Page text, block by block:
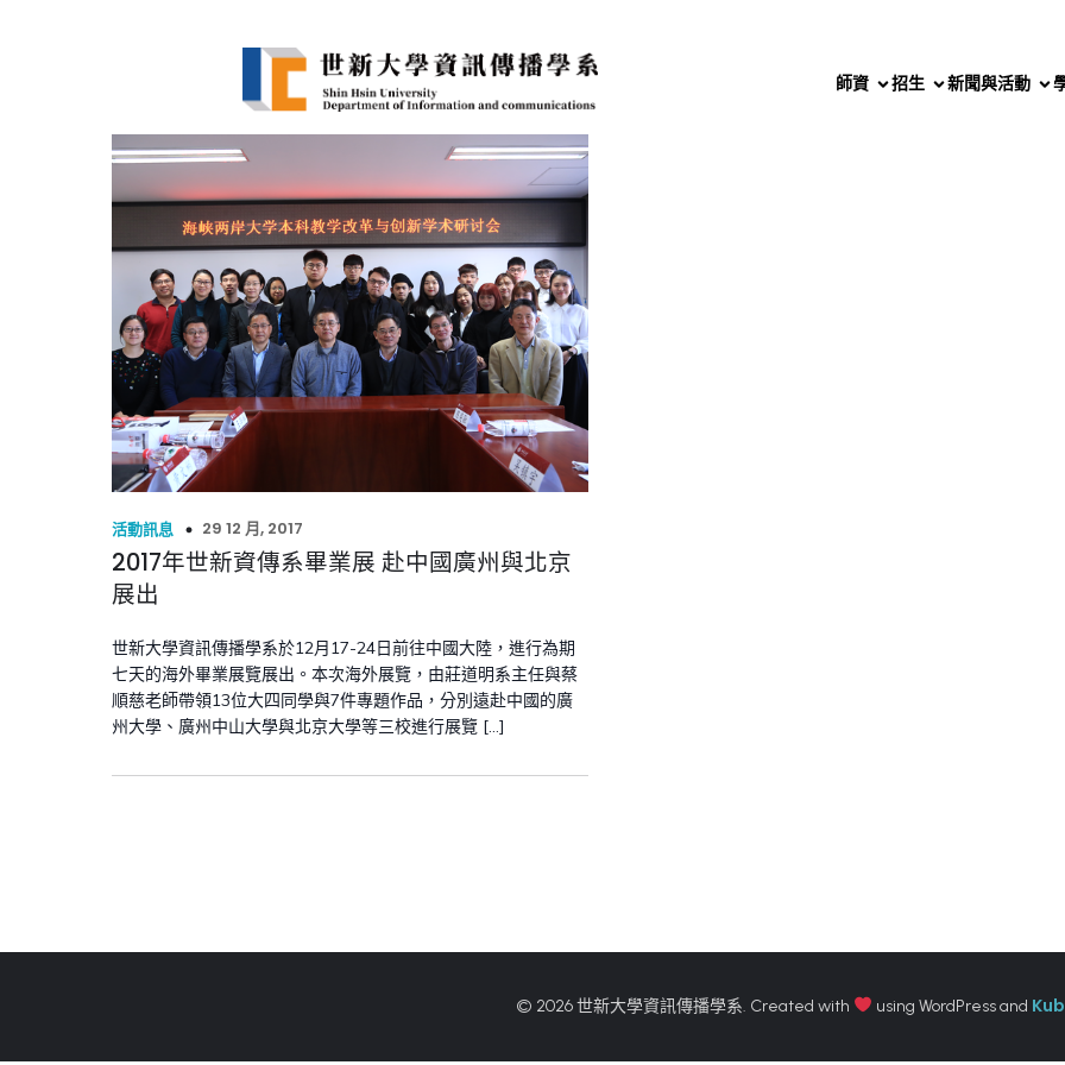
師資 招生 新聞與活動
活動訊息 29 12 月, 2017
2017年世新資傳系畢業展 赴中國廣州與北京
展出
世新大學資訊傳播學系於12月17-24日前往中國大陸，進行為期
七天的海外畢業展覽展出。本次海外展覽，由莊道明系主任與蔡
順慈老師帶領13位大四同學與7件專題作品，分別遠赴中國的廣
州大學、廣州中山大學與北京大學等三校進行展覽 […]
© 2026 世新大學資訊傳播學系. Created with using WordPress and